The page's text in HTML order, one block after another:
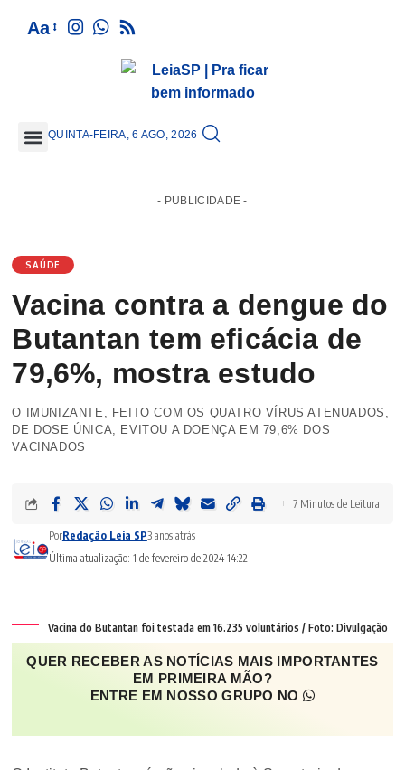
Aa
QUINTA-FEIRA, 6 AGO, 2026
- PUBLICIDADE -
SAÚDE
Vacina contra a dengue do
Butantan tem eficácia de
79,6%, mostra estudo
O IMUNIZANTE, FEITO COM OS QUATRO VÍRUS ATENUADOS,
DE DOSE ÚNICA, EVITOU A DOENÇA EM 79,6% DOS
VACINADOS
Última atualização: 1 de fevereiro de 2024 14:22
PorRedação Leia SP3 anos atrás
7 Minutos de Leitura
Vacina do Butantan foi testada em 16.235 voluntários / Foto: Divulgação
QUER RECEBER AS NOTÍCIAS MAIS IMPORTANTES
EM PRIMEIRA MÃO?
ENTRE EM NOSSO GRUPO NO